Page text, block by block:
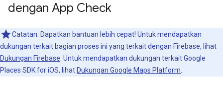
dengan App Check
Catatan: Dapatkan bantuan lebih cepat! Untuk mendapatkan
dukungan terkait bagian proses ini yang terkait dengan Firebase, lihat
Dukungan Firebase . Untuk mendapatkan dukungan terkait Google
Places SDK for iOS, lihat Dukungan Google Maps Platform